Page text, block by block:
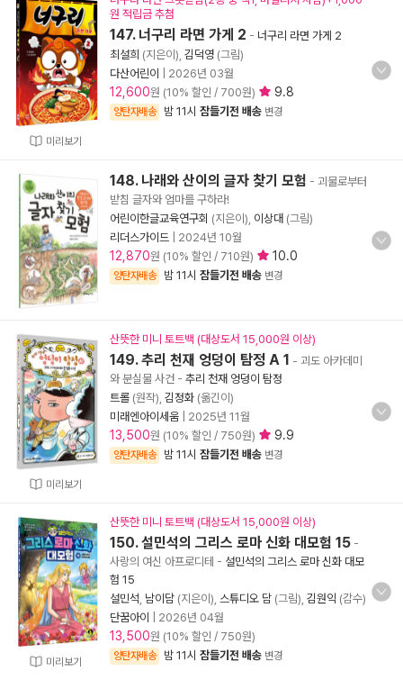
미리보기
원 적립금 추첨
147. 너구리 라면 가게 2 - 너구리 라면 가게 2
최설희 (지은이), 김덕영 (그림)
다산어린이
2026년 03월
12,600원 (10% 할인 / 700원) 9.8
양탄자배송 밤 11시 잠들기전 배송 변경
148. 나래와 산이의 글자 찾기 모험 - 괴물로부터
받침 글자와 엄마를 구하라!
어린이한글교육연구회 (지은이), 이상대 (그림)
리더스가이드
2024년 10월
12,870원 (10% 할인 / 710원) 10.0
양탄자배송 밤 11시 잠들기전 배송 변경
미리보기
산뜻한 미니 토트백 (대상도서 15,000원 이상)
149. 추리 천재 엉덩이 탐정 A 1 - 괴도 아카데미
와 분실물 사건 - 추리 천재 엉덩이 탐정
트롤 (원작), 김정화 (옮긴이)
미래엔아이세움
2025년 11월
13,500원 (10% 할인 / 750원) 9.9
양탄자배송 밤 11시 잠들기전 배송 변경
미리보기
산뜻한 미니 토트백 (대상도서 15,000원 이상)
150. 설민석의 그리스 로마 신화 대모험 15 -
사랑의 여신 아프로디테 - 설민석의 그리스 로마 신화 대모
험 15
설민석 남이담 (지은이), 스튜디오 담 (그림), 김원익 (감수)
단꿈아이
2026년 04월
13,500원 (10% 할인 / 750원)
양탄자배송 밤 11시 잠들기전 배송 변경